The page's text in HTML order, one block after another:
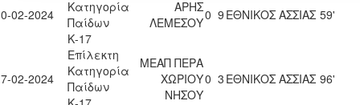
02-2024
Κατηγορία
Παίδων
Κ-17
ΑΡΗΣ
ΛΕΜΕΣΟΥ0 9 ΕΘΝΙΚΟΣ ΑΣΣΙΑΣ 59'
02-2024
Επίλεκτη
Κατηγορία
Παίδων
ΜΕΑΠ ΠΕΡΑ
ΧΩΡΙΟΥ
ΝΗΣΟΥ
0 3 ΕΘΝΙΚΟΣ ΑΣΣΙΑΣ 96'